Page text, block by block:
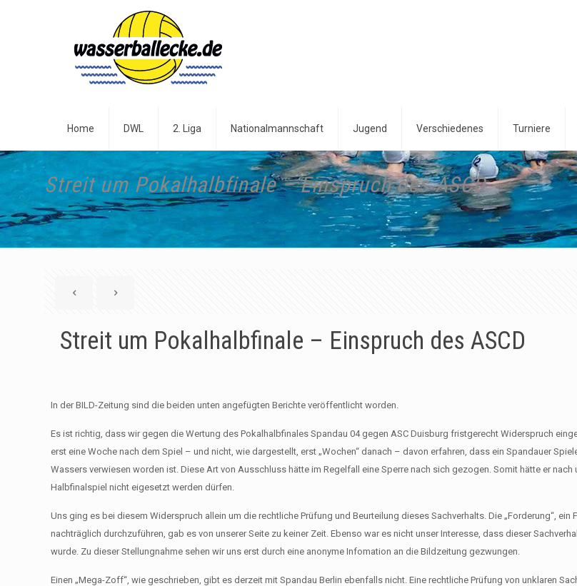
Home DWL 2. Liga Nationalmannschaft Jugend Verschiedenes Turniere
Streit um Pokalhalbfinale – Einspruch des ASCD
Streit um Pokalhalbfinale – Einspruch des ASCD
In der BILD-Zeitung sind die beiden unten angefügten Berichte veröffentlicht worden.
Es ist richtig, dass wir gegen die Wertung des Pokalhalbfinales Spandau 04 gegen ASC Duisburg fristgerecht Widerspruch
erst eine Woche nach dem Spiel – und nicht, wie dargestellt, erst „Wochen“ danach – davon erfahren, dass ein Spandauer
Wassers verwiesen worden ist. Diese Art von Ausschluss hätte im Regelfall eine Sperre nach sich gezogen. Somit hätte er
Halbfinalspiel nicht eigesetzt werden dürfen.
Uns ging es bei diesem Widerspruch allein um die rechtliche Prüfung und Beurteilung dieses Sachverhalts. Die „Forderung“, ein
nachträglich durchzuführen, gab es von unserer Seite zu keiner Zeit. Ebenso war es nicht unser Interesse, dass dieser
wurde. Zu dieser Stellungnahme sehen wir uns erst durch eine anonyme Infomation an die Bildzeitung gezwungen.
Einen „Mega-Zoff“, wie geschrieben, gibt es derzeit mit Spandau Berlin ebenfalls nicht. Eine rechtliche Prüfung von unklaren